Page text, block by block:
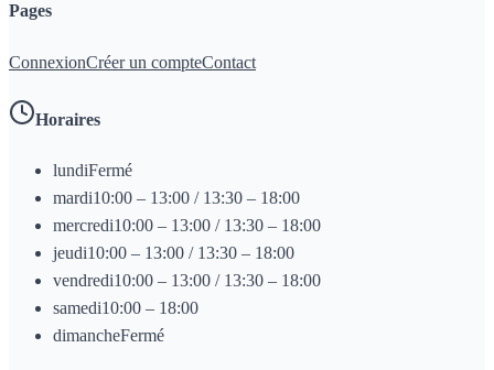
Pages
ConnexionCréer un compteContact
Horaires
lundiFermé
mardi10:00 – 13:00 / 13:30 – 18:00
mercredi10:00 – 13:00 / 13:30 – 18:00
jeudi10:00 – 13:00 / 13:30 – 18:00
vendredi10:00 – 13:00 / 13:30 – 18:00
samedi10:00 – 18:00
dimancheFermé